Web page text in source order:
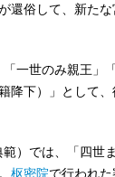
還俗して、新た
一世のみ親王」
降下）」として
範）では、「四世
枢密院で行われ